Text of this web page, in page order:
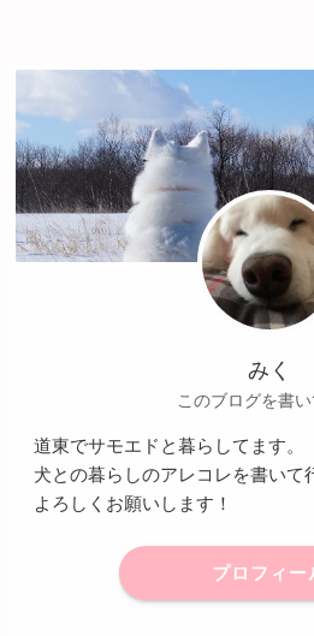
みく
このブログを書い
道東でサモエドと暮らしてます。
犬との暮らしのアレコレを書いて
よろしくお願いします！
プロフィー